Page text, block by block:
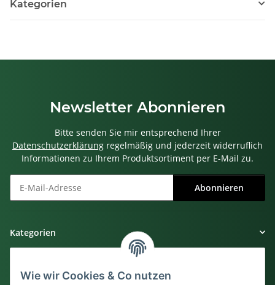
Wie wir Cookies & Co nutzen
Kategorien
Newsletter Abonnieren
Bitte senden Sie mir entsprechend Ihrer
Datenschutzerklärung regelmäßig und jederzeit widerruflich
Informationen zu Ihrem Produktsortiment per E-Mail zu.
Abonnieren
Kategorien